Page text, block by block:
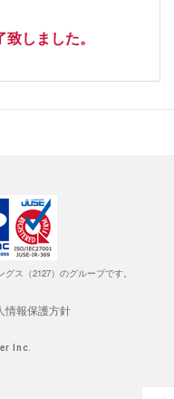
しました。
ス（2127）のグループです。
情報保護方針
Inc.